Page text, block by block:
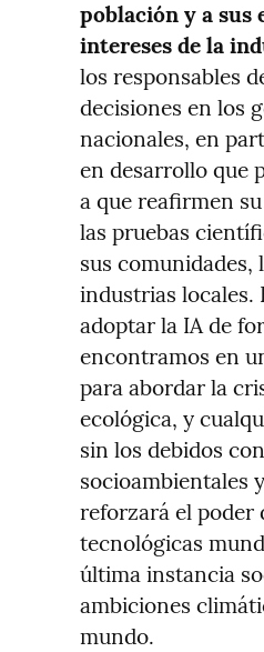
población y a sus
intereses de la
los responsables
decisiones en los
nacionales, en
en desarrollo que
a que reafirmen
las pruebas
sus comunidades,
industrias locales.
adoptar la IA de
encontramos en
para abordar la
ecológica, y
sin los debidos
socioambientales
reforzará el poder
tecnológicas
última instancia
ambiciones
mundo.